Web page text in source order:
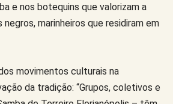
e nos botequins que valorizam a
marinheiros que residiram em
movimentos culturais na
da tradição: “Grupos, coletivos e